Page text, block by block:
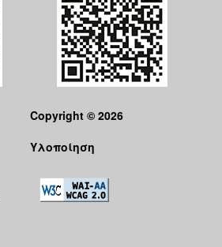
Copyright © 2026
Υλοποίηση